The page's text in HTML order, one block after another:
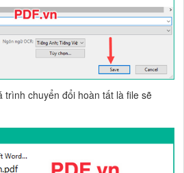
trình chuyển đổi hoàn tất là file sẽ